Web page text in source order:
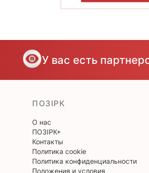
У вас есть
ПОЗІРК
О нас
ПОЗІРК+
Контакты
Политика cookie
Политика конфиденциальности
Положения и условия